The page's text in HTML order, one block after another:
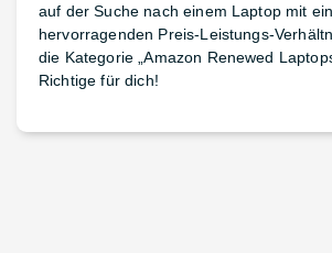
auf der Suche nach einem Laptop mit
hervorragenden Preis-Leistungs-
die Kategorie „Amazon Renewed
Richtige für dich!